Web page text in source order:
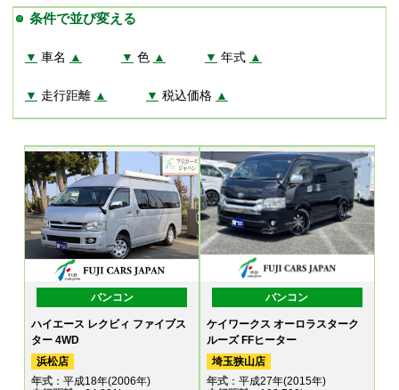
条件で並び変える
▼ 車名 ▲ ▼ 色 ▲ ▼ 年式 ▲
▼ 走行距離 ▲ ▼ 税込価格 ▲
バンコン
ハイエース レクビィ ファイブス
ター 4WD
浜松店
年式 ：平成18年(2006年)
バンコン
ケイワークス オーロラスターク
ルーズ FFヒーター
埼玉狭山店
年式：平成27年(2015年)